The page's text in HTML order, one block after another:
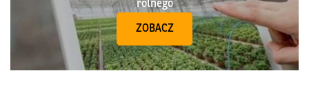
rolnego
ZOBACZ